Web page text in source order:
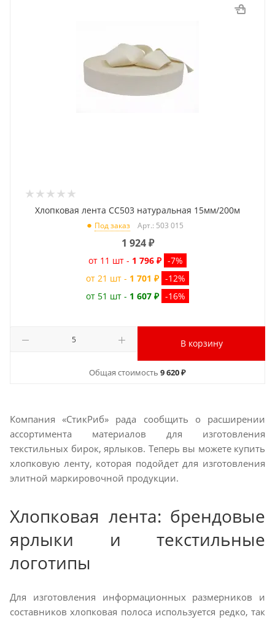
Хлопковая лента CC503 натуральная 15мм/200м
Под заказ Арт.: 503 015
1 924₽
от 11 шт - 1 796 ₽ -7%
от 21 шт - 1 701 ₽ -12%
от 51 шт - 1 607 ₽ -16%
В корзину
Общая стоимость 9 620 ₽
Компания «СтикРиб» рада сообщить о расширении
ассортимента материалов для изготовления
текстильных бирок, ярлыков. Теперь вы можете купить
хлопковую ленту, которая подойдет для изготовления
элитной маркировочной продукции.
Хлопковая лента: брендовые
ярлыки и текстильные
логотипы
Для изготовления информационных размерников и
составников хлопковая полоса используется редко, так